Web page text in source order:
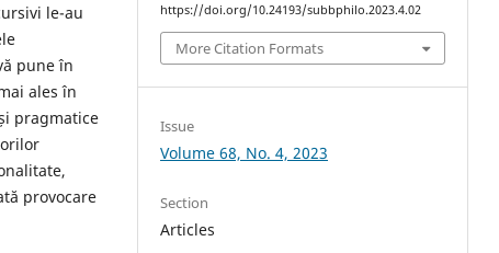
le-au
pune în
ales în
pragmatice
provocare
https://doi.org/10.24193/subbphilo.2023.4.02
More Citation Formats
Issue
Volume 68, No. 4, 2023
Section
Articles